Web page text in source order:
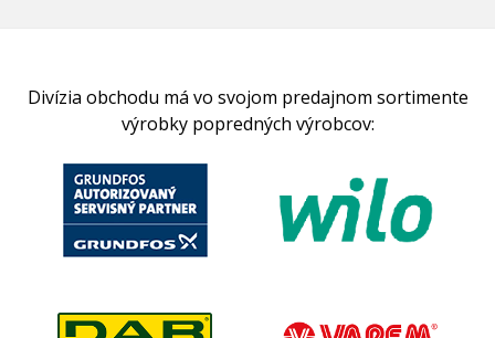
Divízia obchodu má vo svojom predajnom sortimente
výrobky popredných výrobcov: